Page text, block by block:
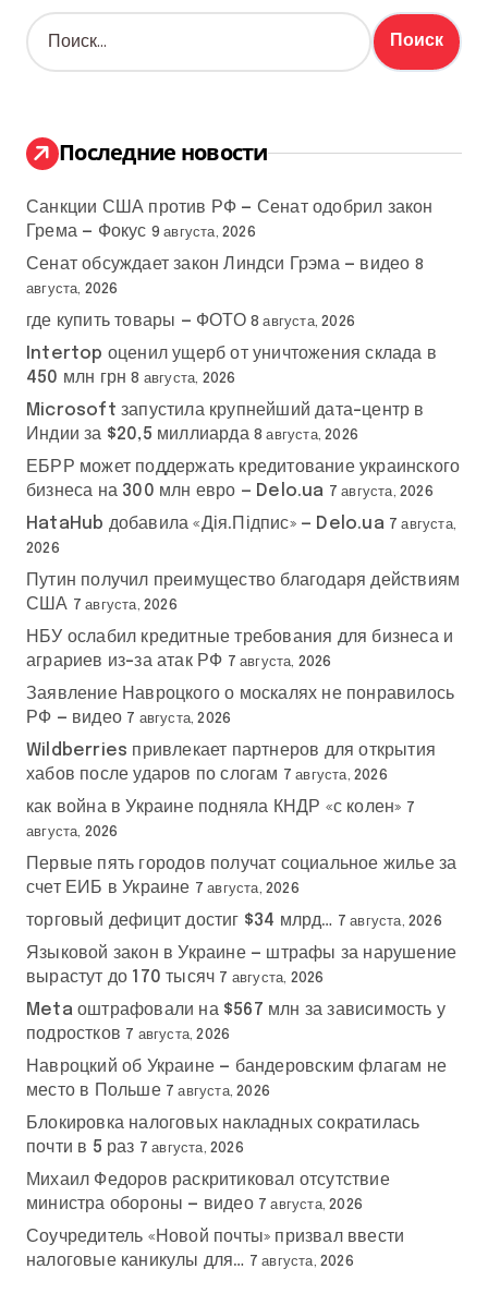
Н
а
:
Последние новости
Санкции США против РФ — Сенат одобрил закон
Грема — Фокус 9 августа, 2026
Сенат обсуждает закон Линдси Грэма — видео 8
августа, 2026
где купить товары — ФОТО 8 августа, 2026
Intertop оценил ущерб от уничтожения склада в
450 млн грн 8 августа, 2026
Microsoft запустила крупнейший дата-центр в
Индии за $20,5 миллиарда 8 августа, 2026
ЕБРР может поддержать кредитование украинского
бизнеса на 300 млн евро — Delo.ua 7 августа, 2026
HataHub добавила «Дія.Підпис» — Delo.ua 7 августа,
2026
Путин получил преимущество благодаря действиям
США 7 августа, 2026
НБУ ослабил кредитные требования для бизнеса и
аграриев из-за атак РФ 7 августа, 2026
Заявление Навроцкого о москалях не понравилось
РФ — видео 7 августа, 2026
Wildberries привлекает партнеров для открытия
хабов после ударов по слогам 7 августа, 2026
как война в Украине подняла КНДР «с колен» 7
августа, 2026
Первые пять городов получат социальное жилье за
счет ЕИБ в Украине 7 августа, 2026
торговый дефицит достиг $34 млрд… 7 августа, 2026
Языковой закон в Украине — штрафы за нарушение
вырастут до 170 тысяч 7 августа, 2026
Meta оштрафовали на $567 млн за зависимость у
подростков 7 августа, 2026
Навроцкий об Украине — бандеровским флагам не
место в Польше 7 августа, 2026
Блокировка налоговых накладных сократилась
почти в 5 раз 7 августа, 2026
Михаил Федоров раскритиковал отсутствие
министра обороны — видео 7 августа, 2026
Соучредитель «Новой почты» призвал ввести
налоговые каникулы для… 7 августа, 2026